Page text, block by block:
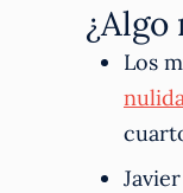
¿Algo
Los